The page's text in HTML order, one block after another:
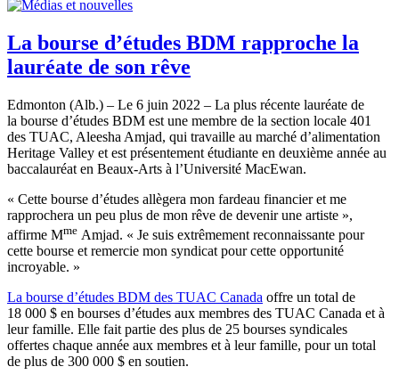
La bourse d’études BDM rapproche la
lauréate de son rêve
Edmonton (Alb.) – Le 6 juin 2022 – La plus récente lauréate de
la bourse d’études BDM est une membre de la section locale 401
des TUAC, Aleesha Amjad, qui travaille au marché d’alimentation
Heritage Valley et est présentement étudiante en deuxième année au
baccalauréat en Beaux-Arts à l’Université MacEwan.
« Cette bourse d’études allègera mon fardeau financier et me
rapprochera un peu plus de mon rêve de devenir une artiste »,
affirme Mme Amjad. « Je suis extrêmement reconnaissante pour
cette bourse et remercie mon syndicat pour cette opportunité
incroyable. »
La bourse d’études BDM des TUAC Canada offre un total de
18 000 $ en bourses d’études aux membres des TUAC Canada et à
leur famille. Elle fait partie des plus de 25 bourses syndicales
offertes chaque année aux membres et à leur famille, pour un total
de plus de 300 000 $ en soutien.